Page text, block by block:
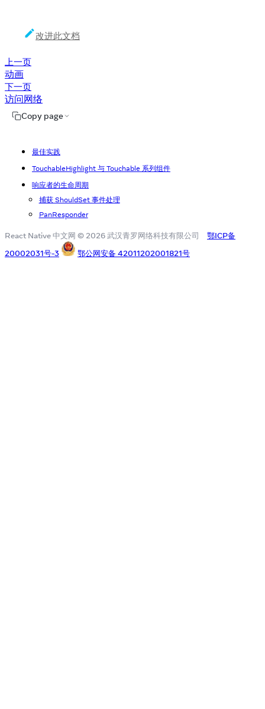
改进此文档
上一页
动画
下一页
访问网络
Copy page
最佳实践
TouchableHighlight 与 Touchable 系列组件
响应者的生命周期
捕获 ShouldSet 事件处理
PanResponder
React Native 中文网 © 2026 武汉青罗网络科技有限公司
鄂ICP备
20002031号-3
鄂公网安备 42011202001821号